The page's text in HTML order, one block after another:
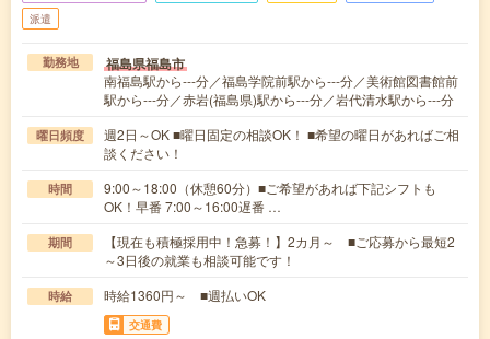
派遣
勤務地 福島県福島市
南福島駅から---分／福島学院前駅から---分／美術館図書館前
駅から---分／赤岩(福島県)駅から---分／岩代清水駅から---分
曜日頻度
週2日～OK ■曜日固定の相談OK！ ■希望の曜日があればご相
談ください！
時間
9:00～18:00（休憩60分）■ご希望があれば下記シフトも
OK！早番 7:00～16:00遅番 …
期間
【現在も積極採用中！急募！】2カ月～ ■ご応募から最短2
～3日後の就業も相談可能です！
時給 時給1360円～ ■週払いOK
交通費